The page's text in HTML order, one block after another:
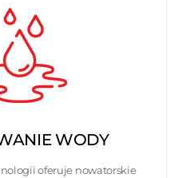
WODY
oferuje nowatorskie